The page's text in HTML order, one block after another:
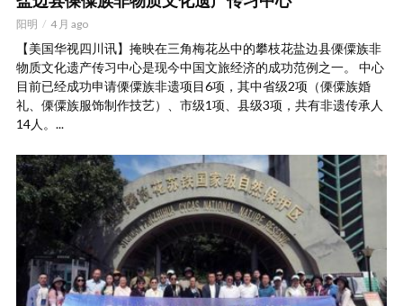
阳明 4 月 ago
【美国华视四川讯】掩映在三角梅花丛中的攀枝花盐边县傈僳族非
物质文化遗产传习中心是现今中国文旅经济的成功范例之一。 中心
目前已经成功申请傈僳族非遗项目6项，其中省级2项（傈僳族婚
礼、傈僳族服饰制作技艺）、市级1项、县级3项，共有非遗传承人
14人。...